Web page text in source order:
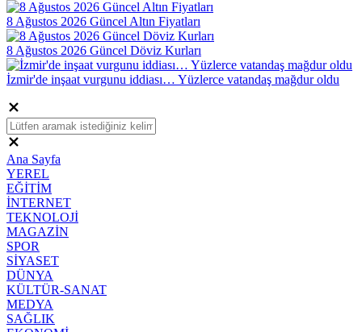
8 Ağustos 2026 Güncel Altın Fiyatları
8 Ağustos 2026 Güncel Döviz Kurları
İzmir'de inşaat vurgunu iddiası… Yüzlerce vatandaş mağdur oldu
Ana Sayfa
YEREL
EĞİTİM
İNTERNET
TEKNOLOJİ
MAGAZİN
SPOR
SİYASET
DÜNYA
KÜLTÜR-SANAT
MEDYA
SAĞLIK